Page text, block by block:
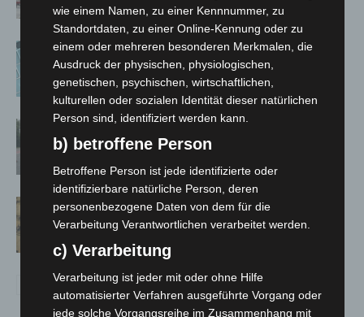
Anklage nach Abschaltung von
„Archetyp Market“ erhoben
Hannover: Polizei stoppt 166
Trunkenheitsfahrten bei
Großkontrolle
Hannover Klassik Open Air 2026:
Französische Oper im Maschpark
wie einem Namen, zu einer Kennnummer, zu
Standortdaten, zu einer Online-Kennung oder zu
einem oder mehreren besonderen Merkmalen, die
Ausdruck der physischen, physiologischen,
genetischen, psychischen, wirtschaftlichen,
kulturellen oder sozialen Identität dieser natürlichen
Person sind, identifiziert werden kann.
b) betroffene Person
Betroffene Person ist jede identifizierte oder
identifizierbare natürliche Person, deren
personenbezogene Daten von dem für die
Verarbeitung Verantwortlichen verarbeitet werden.
c) Verarbeitung
Verarbeitung ist jeder mit oder ohne Hilfe
automatisierter Verfahren ausgeführte Vorgang oder
jede solche Vorgangsreihe im Zusammenhang mit